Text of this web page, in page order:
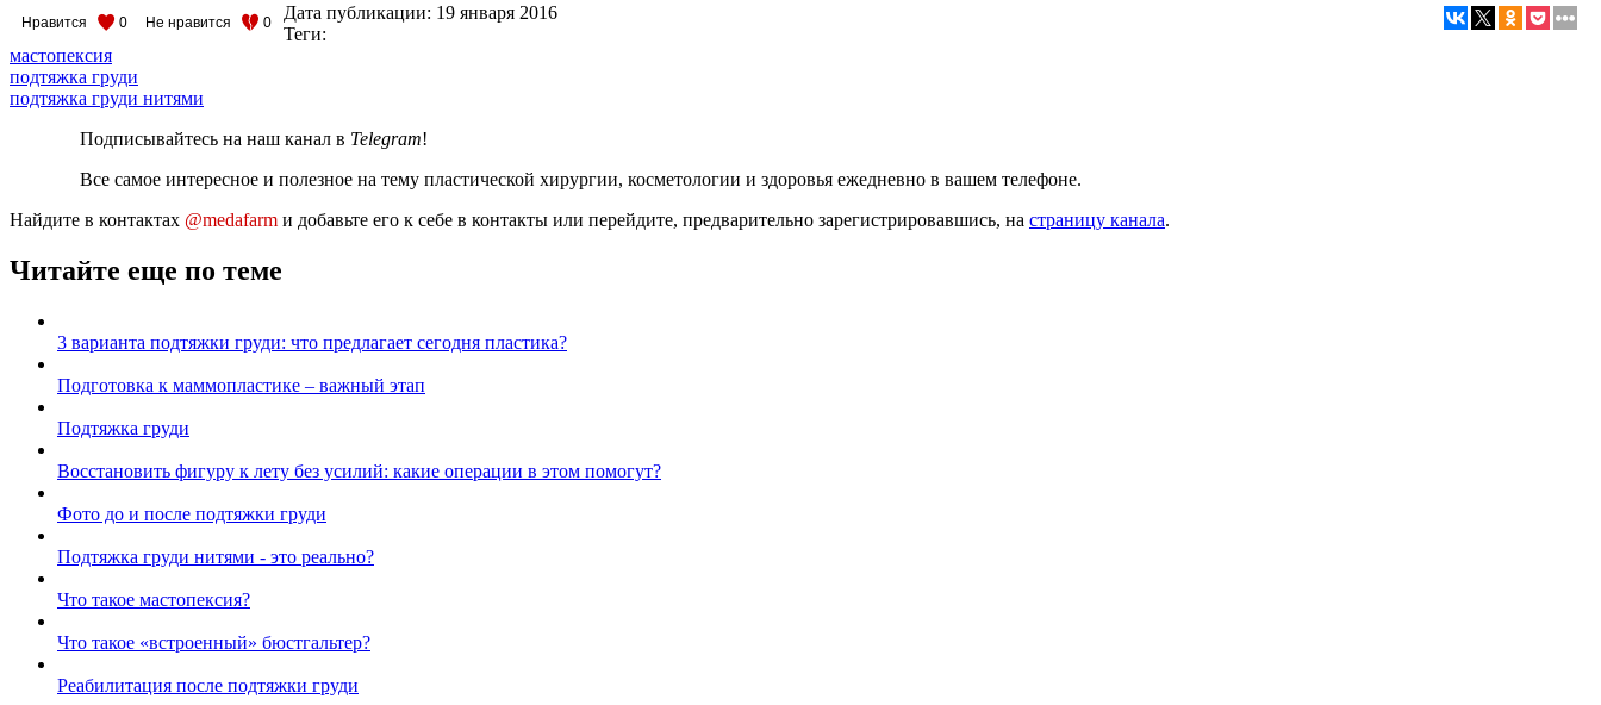
Нравится 0 Не нравится 0 Дата публикации: 19 января 2016
Теги:
мастопексия
подтяжка груди
подтяжка груди нитями
Подписывайтесь на наш канал в Telegram!
Все самое интересное и полезное на тему пластической хирургии, косметологии и здоровья ежедневно в вашем телефоне.
Найдите в контактах @medafarm и добавьте его к себе в контакты или перейдите, предварительно зарегистрировавшись, на страницу канала.
Читайте еще по теме
3 варианта подтяжки груди: что предлагает сегодня пластика?
Подготовка к маммопластике – важный этап
Подтяжка груди
Восстановить фигуру к лету без усилий: какие операции в этом помогут?
Фото до и после подтяжки груди
Подтяжка груди нитями - это реально?
Что такое мастопексия?
Что такое «встроенный» бюстгальтер?
Реабилитация после подтяжки груди